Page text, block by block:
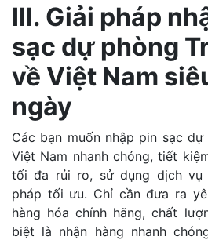
III. Giải pháp
sạc dự phòng
về Việt Nam
ngày
Các bạn muốn nhập pin sạc
Việt Nam nhanh chóng, tiết
tối đa rủi ro, sử dụng dịch vụ
pháp tối ưu. Chỉ cần đưa ra
hàng hóa chính hãng, chất
biệt là nhận hàng nhanh